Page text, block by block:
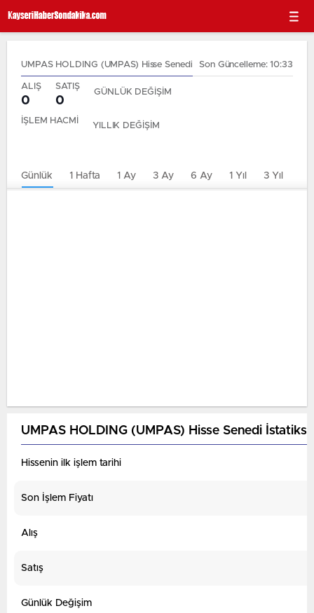
UMPAS HOLDING (UMPAS) Hisse Senedi Son Güncelleme: 10:33
ALIŞ
0
SATIŞ
0
GÜNLÜK DEĞİŞİM
İŞLEM HACMİ YILLIK DEĞİŞİM
Günlük 1 Hafta 1 Ay 3 Ay 6 Ay 1 Yıl 3 Yıl
UMPAS HOLDING (UMPAS) Hisse Senedi
Hissenin ilk işlem tarihi
Son İşlem Fiyatı
Alış
Satış
Günlük Değişim